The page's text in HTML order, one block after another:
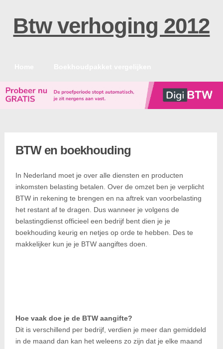
Btw verhoging 2012
BTW en boekhouding
In Nederland moet je over alle diensten en producten
inkomsten belasting betalen. Over de omzet ben je verplicht
BTW in rekening te brengen en na aftrek van voorbelasting
het restant af te dragen. Dus wanneer je volgens de
belastingdienst officieel een bedrijf bent dien je je
boekhouding keurig en netjes op orde te hebben. Des te
makkelijker kun je je BTW aangiftes doen.
Hoe vaak doe je de BTW aangifte?
Dit is verschillend per bedrijf, verdien je meer dan gemiddeld
in de maand dan kan het weleens zo zijn dat je elke maand